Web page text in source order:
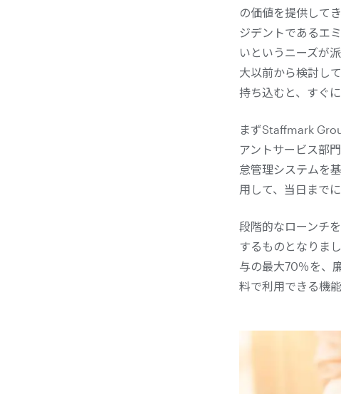
の価値を提供して
ジデントであるエ
いというニーズが
大以前から検討し
持ち込むと、すぐ
まずStaffmark
アントサービス部
怠管理システムを
用して、当日まで
段階的なローンチ
するものとなりま
与の最大70％を、
料で利用できる機